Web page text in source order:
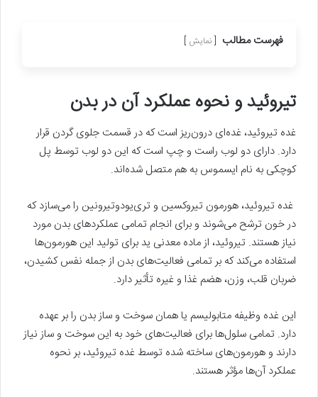
فهرست مطالب نمایش
تیروئید و نحوه عملکرد آن در بدن
غده تیروئید، غده‌ای درون‌ریز است که در قسمت جلوی گردن قرار
دارد. دارای دو لوب راست و چپ است که این دو لوب توسط پل
کوچکی به نام ایسموس به هم متصل شده‌اند.
غده تیروئید، هورمون تیروکسین و‌ تری‌یودوتیرونین را می‌سازد که
در خون ترشح می‌شوند و برای انجام تمامی عملکرد‌های بدن مورد
نیاز هستند. تیروئید، از ماده معدنی ید برای تولید این هورمون‌ها
استفاده می‌کند که بر تمامی فعالیت‌های بدن از جمله نفس کشیدن،
ضربان قلب، وزن، هضم غذا و غیره تأثیر دارد.
این غده وظیفه متابولیسم یا همان سوخت و ساز بدن را بر عهده
دارد. تمامی سلول‌ها برای فعالیت‌های خود به این سوخت و ساز نیاز
دارند و هورمون‌های ساخته شده توسط غده تیروئید، بر نحوه
عملکرد آن‌ها مؤثر هستند.